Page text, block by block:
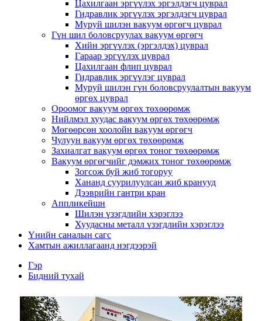
Цахилгаан эргүүлэх эргэлдэгч цуврал
Гидравлик эргүүлэх эргэлдэгч цуврал
Муруй шилэн вакуум өргөгч цуврал
Гүн шил боловсруулах вакуум өргөгч
Хийн эргүүлэх (эргэлдэх) цуврал
Гараар эргүүлэх цуврал
Цахилгаан флип цуврал
Гидравлик эргүүлэг цуврал
Муруй шилэн гүн боловсруулалтын вакуум
өргөх цуврал
Ороомог вакуум өргөх төхөөрөмж
Нийлмэл хуудас вакуум өргөх төхөөрөмж
Мөгөөрсөн хоолойн вакуум өргөгч
Чулуун вакуум өргөх төхөөрөмж
Захиалгат вакуум өргөх тоног төхөөрөмж
Вакуум өргөгчийг дэмжих тоног төхөөрөмж
Зогсож буй жиб тогоруу
Хананд суурилуулсан жиб кранууд
Дээврийн гантри кран
Аппликейшн
Шилэн үзэгдлийн хэрэглээ
Хуудасны металл үзэгдлийн хэрэглээ
Үнийн саналын сагс
Хамтын ажиллагаанд нэгдээрэй
Гэр
Бидний тухай